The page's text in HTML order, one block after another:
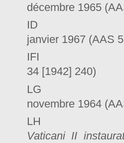
décembre 1965
ID Paul
janvier 1967 (AAS
IFI
34 [1942] 240)
LG
novembre 1964
Vaticani II